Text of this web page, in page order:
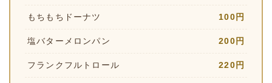
もちもちドーナツ 100円
塩バターメロンパン 200円
フランクフルトロール 220円